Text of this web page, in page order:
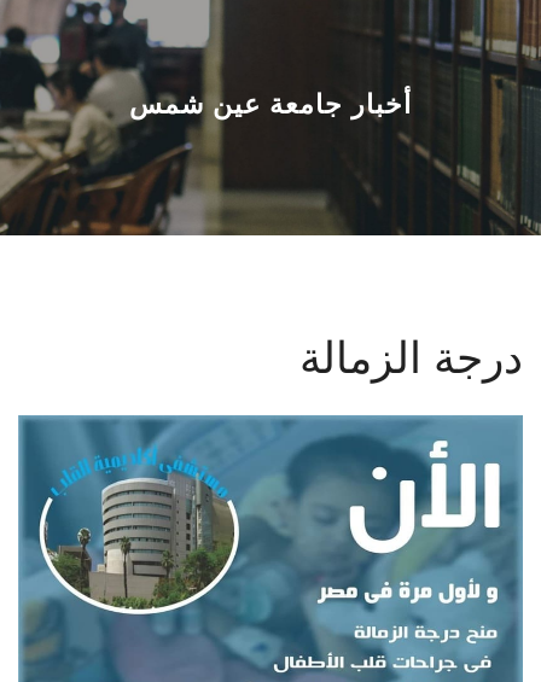
عن الجامعة
القطاعـات
الشئون الأكاديمية
البحث العلمي
الإعلام
تواصل معنا
الطلاب
أخبار جامعة عين شمس
درجة الزمالة